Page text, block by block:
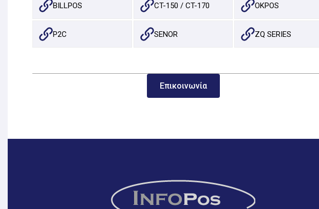
BILLPOS CT-150 / CT-170 OKPOS
P2C SENOR ZQ SERIES
Επικοινωνία